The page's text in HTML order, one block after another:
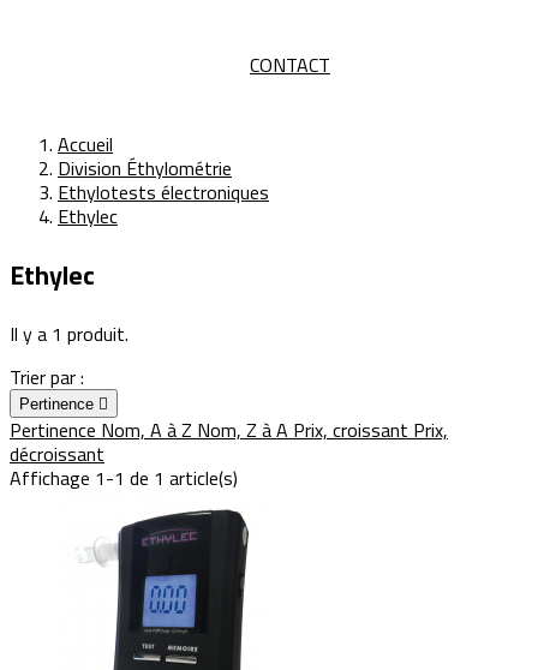
CONTACT
Accueil
Division Éthylométrie
Ethylotests électroniques
Ethylec
Ethylec
Il y a 1 produit.
Trier par :
Pertinence 
Pertinence Nom, A à Z Nom, Z à A Prix, croissant Prix,
décroissant
Affichage 1-1 de 1 article(s)